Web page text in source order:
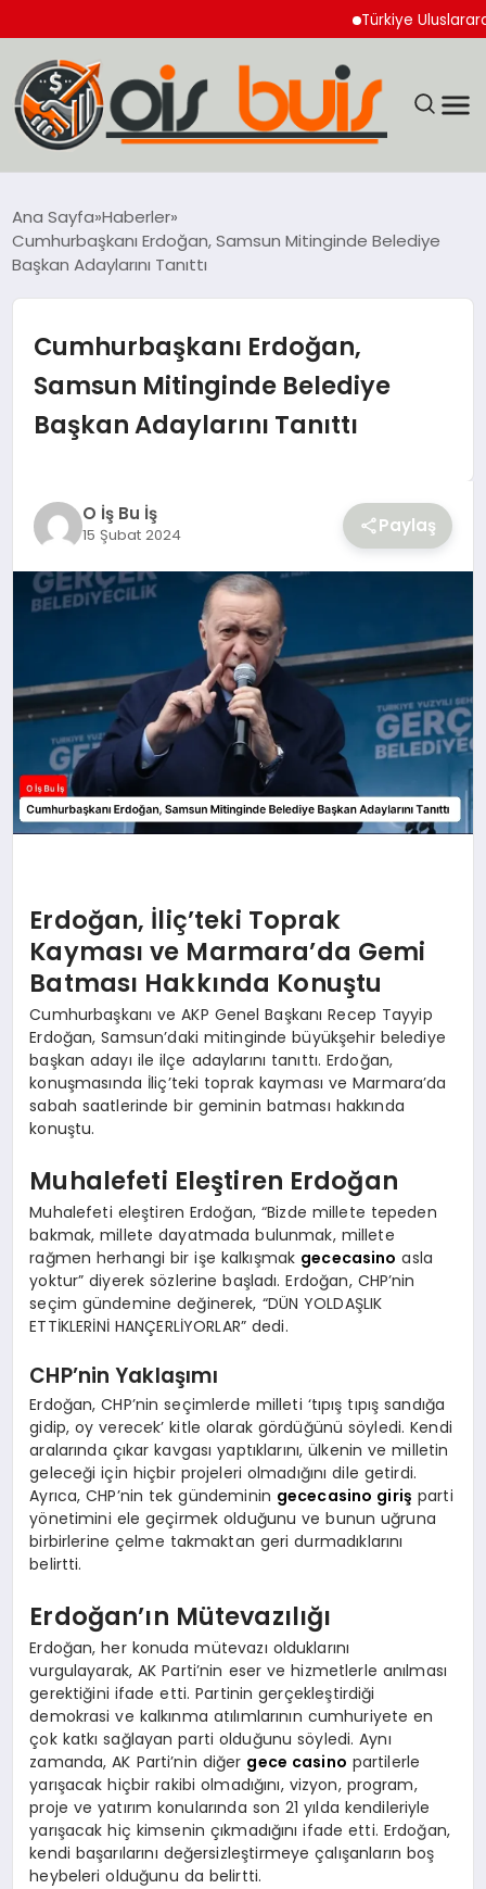
Türkiye Uluslararası
EKONOMİ
SPOR
Ana Sayfa Haberler
Cumhurbaşkanı Erdoğan, Samsun Mitinginde Belediye
Başkan Adaylarını Tanıttı
Cumhurbaşkanı Erdoğan,
Samsun Mitinginde Belediye
Başkan Adaylarını Tanıttı
O İş Bu İş
15 Şubat 2024 Paylaş
Erdoğan, İliç’teki Toprak
Kayması ve Marmara’da Gemi
Batması Hakkında Konuştu
Cumhurbaşkanı ve AKP Genel Başkanı Recep Tayyip
Erdoğan, Samsun’daki mitinginde büyükşehir belediye
başkan adayı ile ilçe adaylarını tanıttı. Erdoğan,
konuşmasında İliç’teki toprak kayması ve Marmara’da
sabah saatlerinde bir geminin batması hakkında
konuştu.
Muhalefeti Eleştiren Erdoğan
Muhalefeti eleştiren Erdoğan, “Bizde millete tepeden
bakmak, millete dayatmada bulunmak, millete
rağmen herhangi bir işe kalkışmak gececasino asla
yoktur” diyerek sözlerine başladı. Erdoğan, CHP’nin
seçim gündemine değinerek, “DÜN YOLDAŞLIK
ETTİKLERİNİ HANÇERLİYORLAR” dedi.
CHP’nin Yaklaşımı
Erdoğan, CHP’nin seçimlerde milleti ‘tıpış tıpış sandığa
gidip, oy verecek’ kitle olarak gördüğünü söyledi. Kendi
aralarında çıkar kavgası yaptıklarını, ülkenin ve milletin
geleceği için hiçbir projeleri olmadığını dile getirdi.
Ayrıca, CHP’nin tek gündeminin gececasino giriş parti
yönetimini ele geçirmek olduğunu ve bunun uğruna
birbirlerine çelme takmaktan geri durmadıklarını
belirtti.
Erdoğan’ın Mütevazılığı
Erdoğan, her konuda mütevazı olduklarını
vurgulayarak, AK Parti’nin eser ve hizmetlerle anılması
gerektiğini ifade etti. Partinin gerçekleştirdiği
demokrasi ve kalkınma atılımlarının cumhuriyete en
çok katkı sağlayan parti olduğunu söyledi. Aynı
zamanda, AK Parti’nin diğer gece casino partilerle
yarışacak hiçbir rakibi olmadığını, vizyon, program,
proje ve yatırım konularında son 21 yılda kendileriyle
yarışacak hiç kimsenin çıkmadığını ifade etti. Erdoğan,
kendi başarılarını değersizleştirmeye çalışanların boş
heybeleri olduğunu da belirtti.